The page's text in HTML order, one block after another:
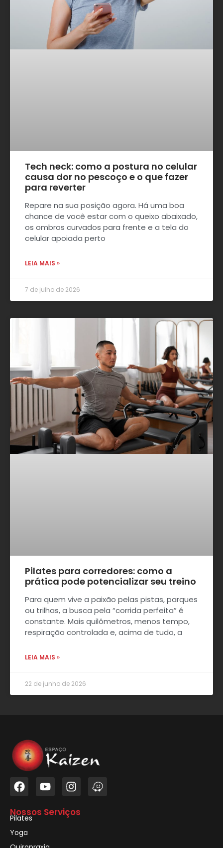
Tech neck: como a postura no celular
causa dor no pescoço e o que fazer
para reverter
Repare na sua posição agora. Há uma boa
chance de você estar com o queixo abaixado,
os ombros curvados para frente e a tela do
celular apoiada perto
LEIA MAIS »
7 de julho de 2026
Pilates para corredores: como a
prática pode potencializar seu treino
Para quem vive a paixão pelas pistas, parques
ou trilhas, a busca pela “corrida perfeita” é
constante. Mais quilômetros, menos tempo,
respiração controlada e, acima de tudo, a
LEIA MAIS »
22 de junho de 2026
Nossos Serviços
Pilates
Yoga